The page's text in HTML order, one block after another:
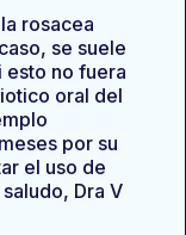
rosacea
se suele
esto no fuera
oral del
por su
el uso de
Dra V